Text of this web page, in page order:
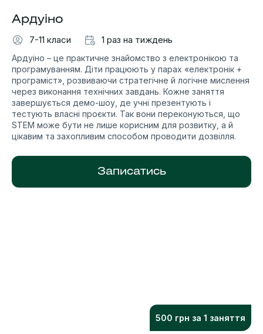
Ардуіно
7-11 класи
1 раз на тиждень
Ардуіно – це практичне знайомство з електронікою та
програмуванням. Діти працюють у парах «електронік +
програміст», розвиваючи стратегічне й логічне мислення
через виконання технічних завдань. Кожне заняття
завершується демо-шоу, де учні презентують і
тестують власні проєкти. Так вони переконуються, що
STEM може бути не лише корисним для розвитку, а й
цікавим та захопливим способом проводити дозвілля.
Записатись
500 грн за 1 заняття